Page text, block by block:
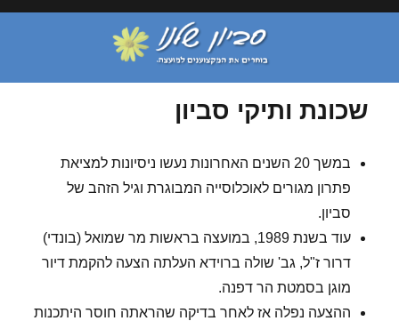
שכונת ותיקי סביון
במשך 20 השנים האחרונות נעשו ניסיונות למציאת
פתרון מגורים לאוכלוסייה המבוגרת וגיל הזהב של
סביון.
עוד בשנת 1989, במועצה בראשות מר שמואל (בונדי)
דרור ז"ל, גב' שולה ברוידא העלתה הצעה להקמת דיור
מוגן בסמטת הר דפנה.
ההצעה נפלה אז לאחר בדיקה שהראתה חוסר היתכנות